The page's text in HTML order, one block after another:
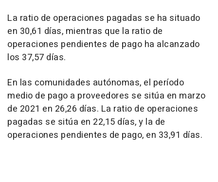
La ratio de operaciones pagadas se ha situado
en 30,61 días, mientras que la ratio de
operaciones pendientes de pago ha alcanzado
los 37,57 días.
En las comunidades autónomas, el período
medio de pago a proveedores se sitúa en marzo
de 2021 en 26,26 días. La ratio de operaciones
pagadas se sitúa en 22,15 días, y la de
operaciones pendientes de pago, en 33,91 días.